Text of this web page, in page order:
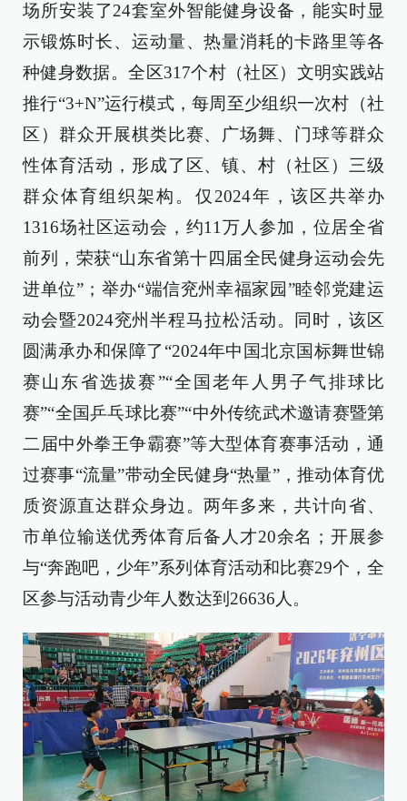
场所安装了24套室外智能健身设备，能实时显
示锻炼时长、运动量、热量消耗的卡路里等各
种健身数据。全区317个村（社区）文明实践站
推行“3+N”运行模式，每周至少组织一次村（社
区）群众开展棋类比赛、广场舞、门球等群众
性体育活动，形成了区、镇、村（社区）三级
群众体育组织架构。仅2024年，该区共举办
1316场社区运动会，约11万人参加，位居全省
前列，荣获“山东省第十四届全民健身运动会先
进单位”；举办“端信兖州幸福家园”睦邻党建运
动会暨2024兖州半程马拉松活动。同时，该区
圆满承办和保障了“2024年中国北京国标舞世锦
赛山东省选拔赛”“全国老年人男子气排球比
赛”“全国乒乓球比赛”“中外传统武术邀请赛暨第
二届中外拳王争霸赛”等大型体育赛事活动，通
过赛事“流量”带动全民健身“热量”，推动体育优
质资源直达群众身边。两年多来，共计向省、
市单位输送优秀体育后备人才20余名；开展参
与“奔跑吧，少年”系列体育活动和比赛29个，全
区参与活动青少年人数达到26636人。